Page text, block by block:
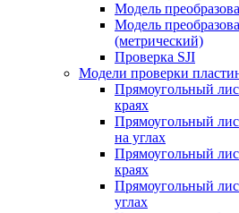
Модель
Модель
(метрический)
Проверка SJI
Модели проверки
Прямоугольный
краях
Прямоугольный
на углах
Прямоугольный
краях
Прямоугольный
углах